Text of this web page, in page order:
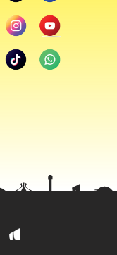
inclui os anos
à frente), cuja